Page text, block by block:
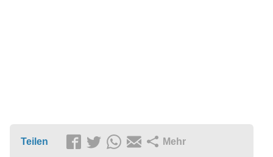
Teilen Mehr